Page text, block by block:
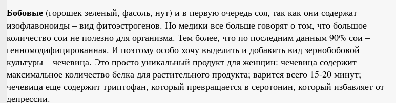
Бобовые (горошек зеленый, фасоль, нут) и в первую очередь соя, так как они содержат
изофлавоноиды – вид фитоэстрогенов. Но медики все больше говорят о том, что большое
количество сои не полезно для организма. Тем более, что по последним данным 90% сои –
генномодифицированная. И поэтому особо хочу выделить и добавить вид зернобобовой
культуры – чечевица. Это просто уникальный продукт для женщин: чечевица содержит
максимальное количество белка для растительного продукта; варится всего 15-20 минут;
чечевица еще содержит триптофан, который превращается в серотонин, который избавляет от
депрессии.